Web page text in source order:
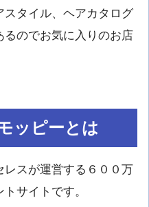
スタイル、ヘアカタログ
のでお気に入りのお店
ッピーとは
レスが運営する６００万
サイトです。